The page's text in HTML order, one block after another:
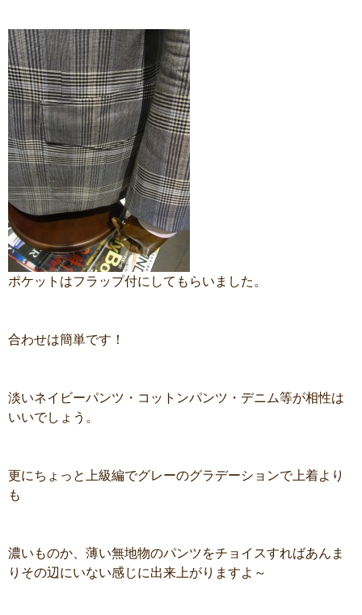
ポケットはフラップ付にしてもらいました。
合わせは簡単です！
淡いネイビーパンツ・コットンパンツ・デニム等が相性は
いいでしょう。
更にちょっと上級編でグレーのグラデーションで上着より
も
濃いものか、薄い無地物のパンツをチョイスすればあんま
りその辺にいない感じに出来上がりますよ～